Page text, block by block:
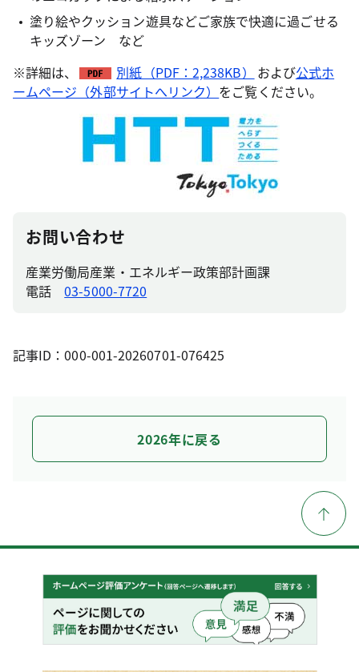
塗り絵やクッション遊具などご家族で快適に過ごせる
キッズゾーン など
※詳細は、
別紙（PDF：2,238KB） および公式ホ
ームページ（外部サイトへリンク） をご覧ください。
お問い合わせ
産業労働局産業・エネルギー政策部計画課
電話03-5000-7720
記事ID：000-001-20260701-076425
2026年に戻る